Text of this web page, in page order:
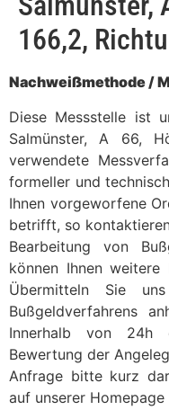
166,2,
Nachweißmethode /
Diese Messstelle ist
Salmünster, A 66,
verwendete
formeller und
Ihnen vorgeworfene
betrifft, so
Bearbeitung von
können Ihnen weitere
Übermitteln Sie
Bußgeldverfahrens
Innerhalb von 24h
Bewertung der
Anfrage bitte kurz
auf unserer